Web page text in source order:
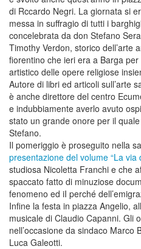
di Rccardo Negri. La giornata si
messa in suffragio di tutti i
concelebrata da don Stefano
Timothy Verdon, storico dell’arte
fiorentino che ieri era a Barga
artistico delle opere religiose
Autore di libri ed articoli sull’arte
è anche direttore del centro
e indubbiamente averlo avuto
stato un grande onore per il
Stefano.
Il pomeriggio è proseguito nella
presentazione del volume “La via
studiosa Nicoletta Franchi e che
spaccato fatto di minuziose
fenomeno ed iI perché
Infine la festa in piazza Angelio,
musicale di Claudio Capanni. Gli
nell’occasione da sindaco Marco
Luca Galeotti.